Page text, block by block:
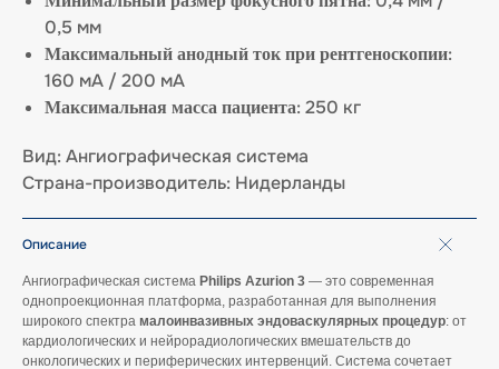
0,5 мм
Максимальный анодный ток при рентгеноскопии:
160 мА / 200 мА
Максимальная масса пациента: 250 кг
Вид: Ангиографическая система
Страна-производитель: Нидерланды
Описание
Ангиографическая система Philips Azurion 3 — это современная
однопроекционная платформа, разработанная для выполнения
широкого спектра малоинвазивных эндоваскулярных процедур: от
кардиологических и нейрорадиологических вмешательств до
онкологических и периферических интервенций. Система сочетает